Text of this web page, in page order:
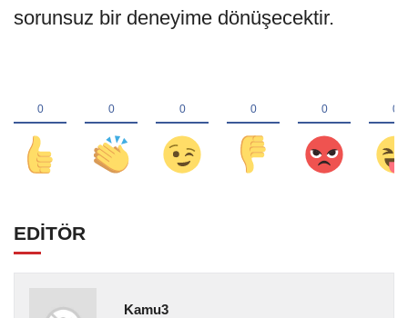
sorunsuz bir deneyime dönüşecektir.
EDİTÖR
Kamu3